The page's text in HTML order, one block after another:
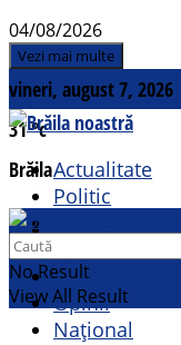
04/08/2026
Vezi mai multe
vineri, august 7, 2026
31°c
Brăila
Contact
Actualitate
Politic
Cultural
Opinii
Național
No Result
View All Result